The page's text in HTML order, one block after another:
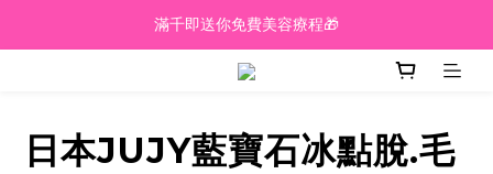
越買越抵‼️滿$2000額外九五折‼️
越買越抵‼️滿$2000額外九五折‼️
日本JUJY藍寶石冰點脫.毛